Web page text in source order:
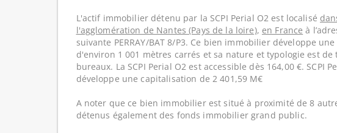
L'actif immobilier détenu par la SCPI Perial O2 est localisé
l'agglomération de Nantes (Pays de la loire), en France à
suivante PERRAY/BAT 8/P3. Ce bien immobilier développe
d'environ 1 001 mètres carrés et sa nature et typologie est de
bureaux. La SCPI Perial O2 est accessible dès 164,00 €. SCPI
développe une capitalisation de 2 401,59 M€
A noter que ce bien immobilier est situé à proximité de 8
détenus également des fonds immobilier grand public.